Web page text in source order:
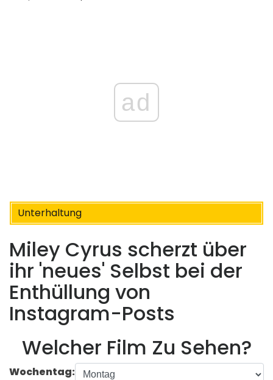
ad
Unterhaltung
Miley Cyrus scherzt über
ihr 'neues' Selbst bei der
Enthüllung von
Instagram-Posts
Welcher Film Zu Sehen?
Wochentag: